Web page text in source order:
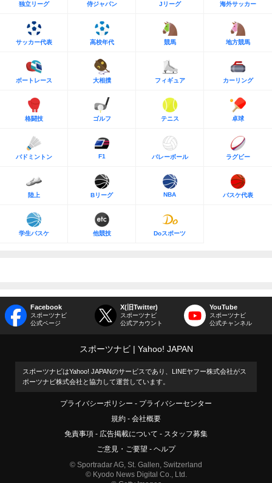
独立リーグ 侍ジャパン Jリーグ 海外サッカー
サッカー代表 高校年代 競馬 地方競馬
ボートレース 大相撲 フィギュア カーリング
格闘技 ゴルフ テニス 卓球
バドミントン F1 バレーボール ラグビー
陸上 Bリーグ NBA バスケ代表
学生バスケ 他競技 Doスポーツ
Facebook
スポーツナビ
公式ページ
X(旧Twitter)
スポーツナビ
公式アカウント
YouTube
スポーツナビ
公式チャンネル
スポーツナビ Yahoo! JAPAN
スポーツナビはYahoo! JAPANのサービスであり、LINEヤフー株式会社がス
ポーツナビ株式会社と協力して運営しています。
プライバシーポリシー
プライバシーセンター
規約
会社概要
免責事項
広告掲載について
スタッフ募集
ご意見・ご要望
ヘルプ
© Sportradar AG, St. Gallen, Switzerland
© Kyodo News Digital Co., Ltd.